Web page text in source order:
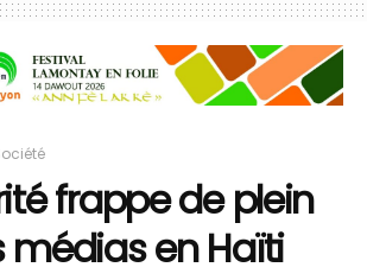
frappe de plein
médias en Haïti